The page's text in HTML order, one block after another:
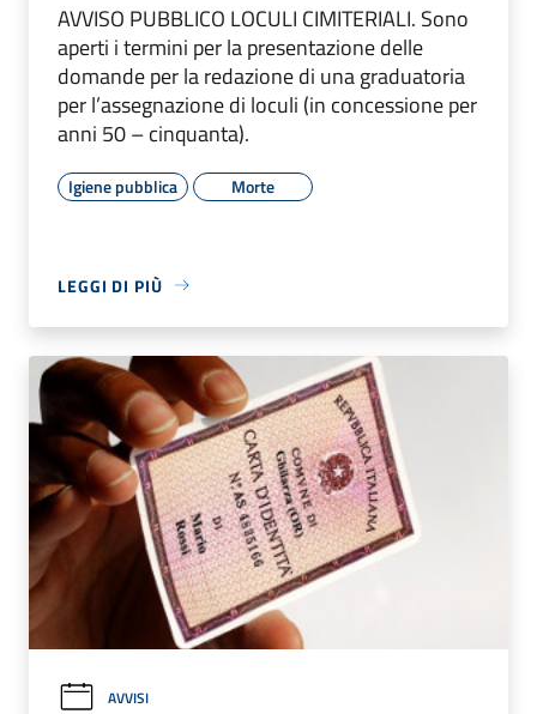
AVVISO PUBBLICO LOCULI CIMITERIALI. Sono
aperti i termini per la presentazione delle
domande per la redazione di una graduatoria
per l’assegnazione di loculi (in concessione per
anni 50 – cinquanta).
Igiene pubblica Morte
LEGGI DI PIÙ
AVVISI